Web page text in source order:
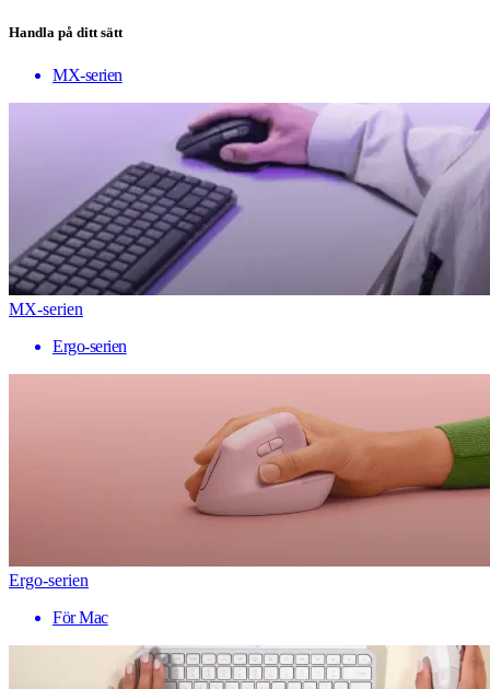
Handla på ditt sätt
MX-serien
MX-serien
Ergo-serien
Ergo-serien
För Mac